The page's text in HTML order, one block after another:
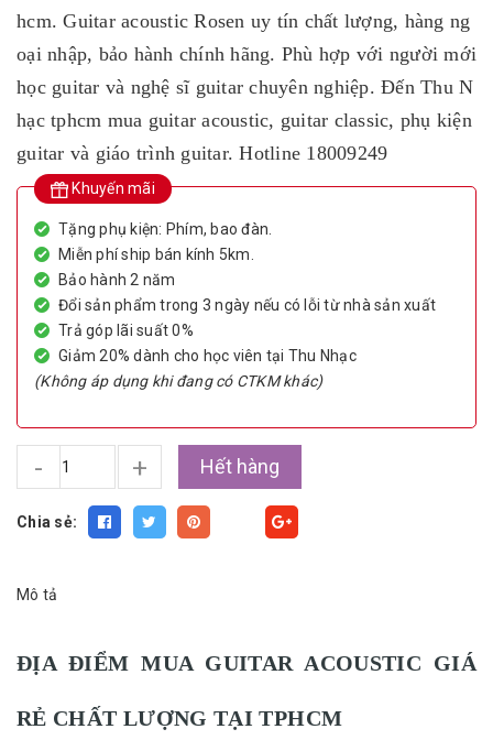
hcm. Guitar acoustic Rosen uy tín chất lượng, hàng ng
oại nhập, bảo hành chính hãng. Phù hợp với người mới
học guitar và nghệ sĩ guitar chuyên nghiệp. Đến Thu N
hạc tphcm mua guitar acoustic, guitar classic, phụ kiện
guitar và giáo trình guitar. Hotline 18009249
Khuyến mãi
Tặng phụ kiện: Phím, bao đàn.
Miễn phí ship bán kính 5km.
Bảo hành 2 năm
Đổi sản phẩm trong 3 ngày nếu có lỗi từ nhà sản xuất
Trả góp lãi suất 0%
Giảm 20% dành cho học viên tại Thu Nhạc
(Không áp dụng khi đang có CTKM khác)
- + Hết hàng
Chia sẻ:
Mô tả
ĐỊA ĐIỂM MUA GUITAR ACOUSTIC GIÁ
RẺ CHẤT LƯỢNG TẠI TPHCM